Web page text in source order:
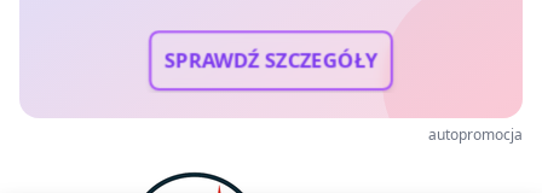
SPRAWDŹ SZCZEGÓŁY
autopromocja